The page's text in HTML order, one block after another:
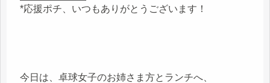
*応援ポチ、いつもありがとうございます！
今日は、卓球女子のお姉さま方とランチへ、